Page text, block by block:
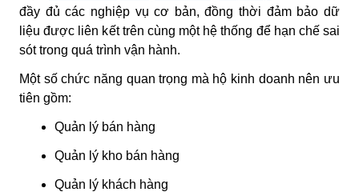
đầy đủ các nghiệp vụ cơ bản, đồng thời đảm bảo dữ
liệu được liên kết trên cùng một hệ thống để hạn chế sai
sót trong quá trình vận hành.
Một số chức năng quan trọng mà hộ kinh doanh nên ưu
tiên gồm:
Quản lý bán hàng
Quản lý kho bán hàng
Quản lý khách hàng